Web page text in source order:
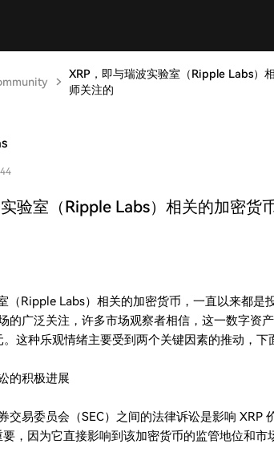
XRP，即与瑞波实验室（Ripple Labs）
师关注的
验室（Ripple Labs）相关的加密货
（Ripple Labs）相关的加密货币，一直以来都是
的广泛关注，许多市场观察者相信，这一数字资
这种乐观情绪主要受到两个关键因素的推动，下
的积极进展
交易委员会（SEC）之间的法律诉讼是影响 XRP
，因为它直接影响到该加密货币的监管地位和市